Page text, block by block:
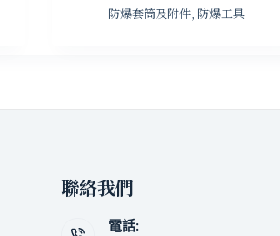
防爆套筒及附件 防爆工具
聯絡我們
電話: